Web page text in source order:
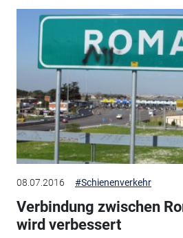
08.07.2016 #Schienenverkehr
Verbindung zwischen
wird verbessert